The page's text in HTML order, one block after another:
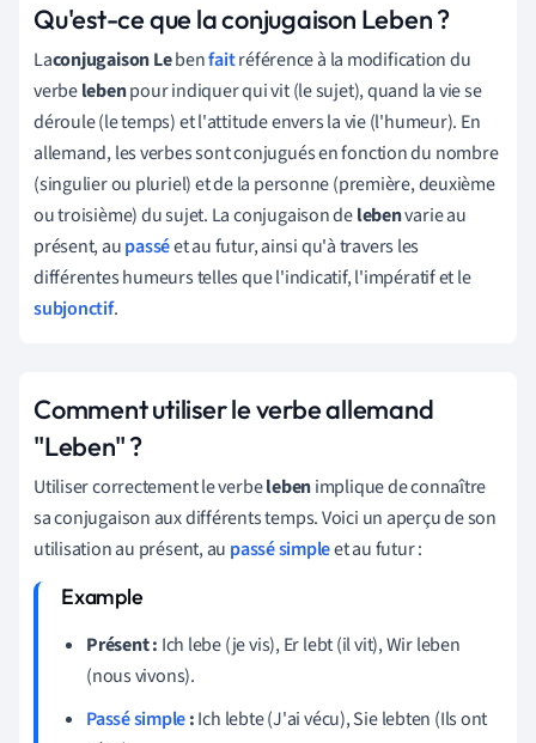
Qu'est-ce que la conjugaison Leben ?
Laconjugaison Lebenfaitréférence à la modification du
verbelebenpour indiquer qui vit (le sujet), quand la vie se
déroule (le temps) et l'attitude envers la vie (l'humeur). En
allemand, les verbes sont conjugués en fonction du nombre
(singulier ou pluriel) et de la personne (première, deuxième
ou troisième) du sujet. La conjugaison delebenvarie au
présent, aupasséet au futur, ainsi qu'à travers les
différentes humeurs telles que l'indicatif, l'impératif et le
subjonctif.
Comment utiliser le verbe allemand
"Leben" ?
Utiliser correctement le verbelebenimplique de connaître
sa conjugaison aux différents temps. Voici un aperçu de son
utilisation au présent, au passé simpleet au futur :
Présent : Ich lebe (je vis), Er lebt (il vit), Wir leben
(nous vivons).
Passé simple:Ich lebte (J'ai vécu), Sie lebten (Ils ont